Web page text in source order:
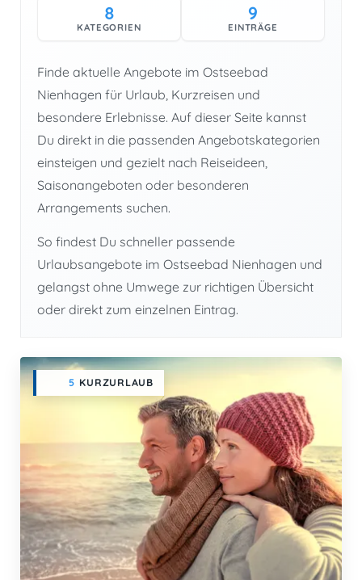
8
KATEGORIEN
9
EINTRÄGE
Finde aktuelle Angebote im Ostseebad
Nienhagen für Urlaub, Kurzreisen und
besondere Erlebnisse. Auf dieser Seite kannst
Du direkt in die passenden Angebotskategorien
einsteigen und gezielt nach Reiseideen,
Saisonangeboten oder besonderen
Arrangements suchen.
So findest Du schneller passende
Urlaubsangebote im Ostseebad Nienhagen und
gelangst ohne Umwege zur richtigen Übersicht
oder direkt zum einzelnen Eintrag.
5 KURZURLAUB